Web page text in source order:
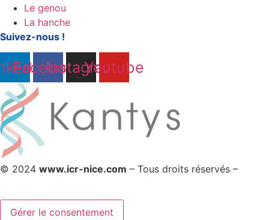
Le genou
La hanche
Suivez-nous !
Facebook
Instagram
Youtube
© 2024 www.icr-nice.com – Tous droits réservés –
Gérer le consentement